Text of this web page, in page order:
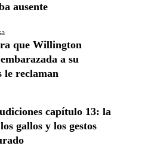
ausente
que Willington
a su
le reclaman
capítulo 13: la
gallos y los gestos